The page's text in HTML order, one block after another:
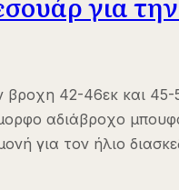
42-46εκ και
αδιάβροχο
για τον ήλιο